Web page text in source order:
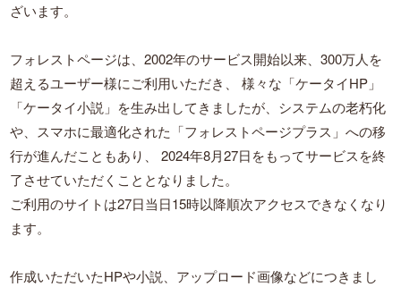
ざいます。
フォレストページは、2002年のサービス開始以来、300万人を
超えるユーザー様にご利用いただき、
様々な「ケータイHP」
「ケータイ小説」を生み出してきましたが、システムの老朽化
や、スマホに最適化された「フォレストページプラス」への移
行が進んだこともあり、
2024年8月27日をもってサービスを終
了させていただくこととなりました。
ご利用のサイトは27日当日15時以降順次アクセスできなくなり
ます。
作成いただいたHPや小説、アップロード画像などにつきまし